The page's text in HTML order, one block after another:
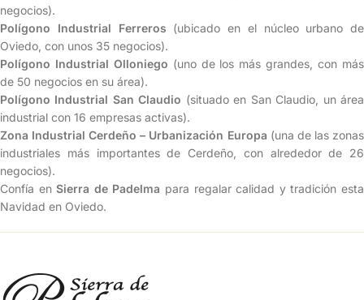
negocios).
Polígono Industrial Ferreros (ubicado en el núcleo urbano de
Oviedo, con unos 35 negocios).
Polígono Industrial Olloniego (uno de los más grandes, con más
de 50 negocios en su área).
Polígono Industrial San Claudio (situado en San Claudio, un área
industrial con 16 empresas activas).
Zona Industrial Cerdeño – Urbanización Europa (una de las zonas
industriales más importantes de Cerdeño, con alrededor de 26
negocios).
Confía enSierra de Padelma para regalar calidad y tradición esta
Navidad en Oviedo.